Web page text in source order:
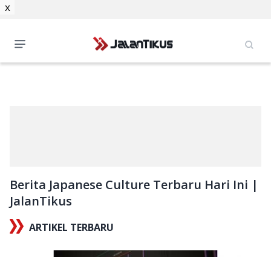
Berita Japanese Culture Terbaru Hari Ini |
JalanTikus
ARTIKEL TERBARU
x